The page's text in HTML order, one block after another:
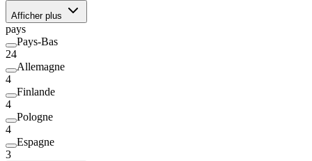
Afficher plus
pays
Pays-Bas
24
Allemagne
4
Finlande
4
Pologne
4
Espagne
3